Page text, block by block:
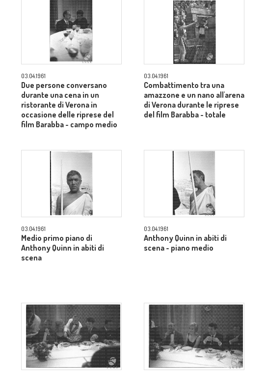
03.04.1961
Due persone conversano
durante una cena in un
ristorante di Verona in
occasione delle riprese del
film Barabba - campo medio
03.04.1961
Combattimento tra una
amazzone e un nano all'arena
di Verona durante le riprese
del film Barabba - totale
03.04.1961
Medio primo piano di
Anthony Quinn in abiti di
scena
03.04.1961
Anthony Quinn in abiti di
scena - piano medio